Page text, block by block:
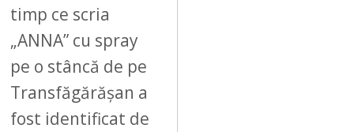
timp ce scria
„ANNA” cu spray
pe o stâncă de pe
Transfăgărășan a
fost identificat de